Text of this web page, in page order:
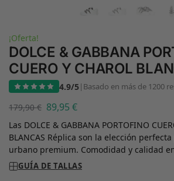
¡Oferta!
DOLCE & GABBANA
CUERO Y CHAROL
4.9/5| Basado en más de 1200
179,90€ 89,95 €
Las DOLCE & GABBANA PORTOFINO
BLANCAS Réplica son la elección
urbano premium. Comodidad y calidad
GUÍA DE TALLAS